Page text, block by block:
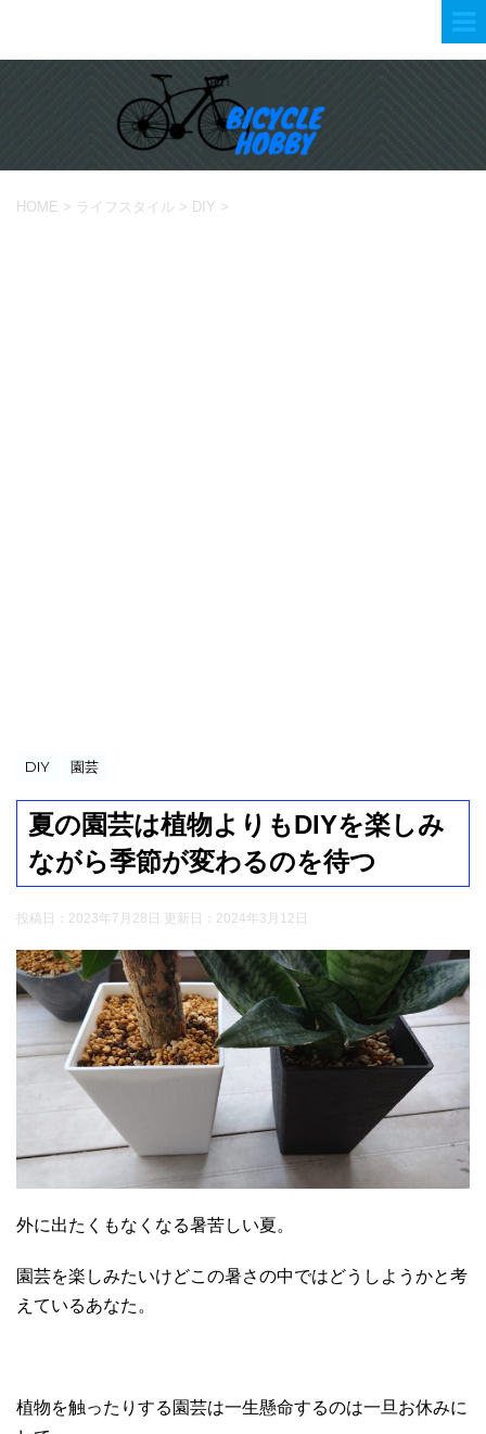
HOME > ライフスタイル > DIY >
DIY 園芸
夏の園芸は植物よりもDIYを楽しみ
ながら季節が変わるのを待つ
投稿日：2023年7月28日 更新日： 2024年3月12日
外に出たくもなくなる暑苦しい夏。
園芸を楽しみたいけどこの暑さの中ではどうしようかと考
えているあなた。
植物を触ったりする園芸は一生懸命するのは一旦お休みに